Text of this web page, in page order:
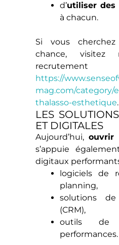
d’utiliser des
à chacun.
Si vous
chance,
https://
mag.com/category/
thalasso-esthetique.
LES
ET DIGITALES
Aujourd’hui, ouvrir
s’appuie
digitaux
logiciels de
planning,
solutions
(CRM),
outils de
performances.